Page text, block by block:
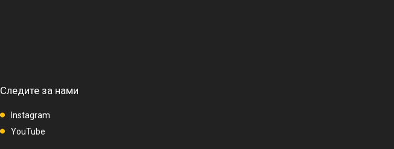
Следите за нами
Instagram
YouTube